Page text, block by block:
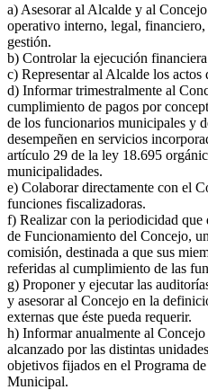
a) Asesorar al Alcalde y al
operativo interno, legal,
gestión.
b) Controlar la ejecución
c) Representar al Alcalde los actos
d) Informar trimestralmente al
cumplimiento de pagos por
de los funcionarios municipales y
desempeñen en servicios
artículo 29 de la ley 18.695
municipalidades.
e) Colaborar directamente con el
funciones fiscalizadoras.
f) Realizar con la periodicidad
de Funcionamiento del Concejo,
comisión, destinada a que sus
referidas al cumplimiento de las
g) Proponer y ejecutar las
y asesorar al Concejo en la
externas que éste pueda requerir.
h) Informar anualmente al
alcanzado por las distintas
objetivos fijados en el Programa
Municipal.